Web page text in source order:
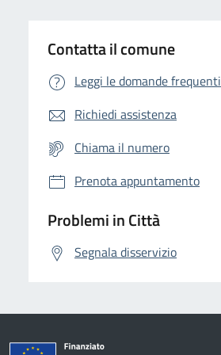
Contatta il comune
Leggi le domande frequenti
Richiedi assistenza
Chiama il numero
Prenota appuntamento
Problemi in Città
Segnala disservizio